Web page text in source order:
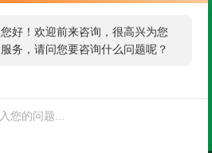
您好！欢迎前来咨询，很高兴为您
服务，请问您要咨询什么问题呢？